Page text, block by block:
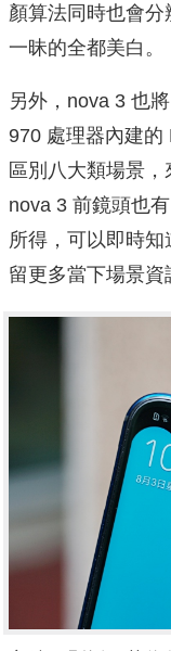
顏算法同時也會
一昧的全都美白。
另外，nova 3 也
970 處理器內建的
區別八大類場景
nova 3 前鏡頭也
所得，可以即時
留更多當下場景資